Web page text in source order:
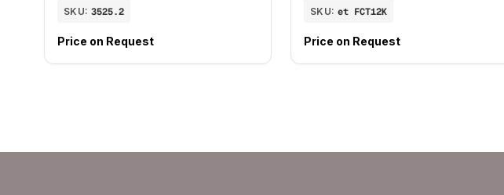
SKU: 3525.2
Price on Request
SKU: et FCT12K
Price on Request